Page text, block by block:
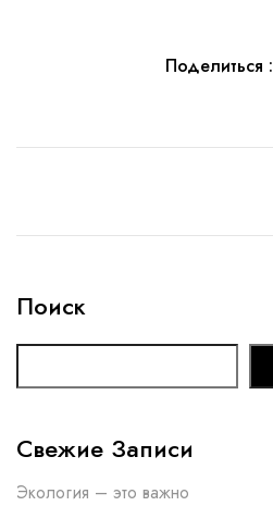
Поиск
Свежие Записи
Экология – это важно
Поделиться :